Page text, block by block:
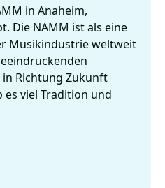
in Anaheim,
Die NAMM ist als eine
Musikindustrie weltweit
in Richtung Zukunft
viel Tradition und